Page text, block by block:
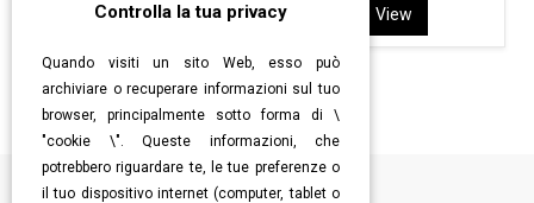
Aggiungi al carrello View
Controlla la tua privacy
Quando visiti un sito Web, esso può
archiviare o recuperare informazioni sul tuo
browser, principalmente sotto forma di \
"cookie \". Queste informazioni, che
potrebbero riguardare te, le tue preferenze o
il tuo dispositivo internet (computer, tablet o